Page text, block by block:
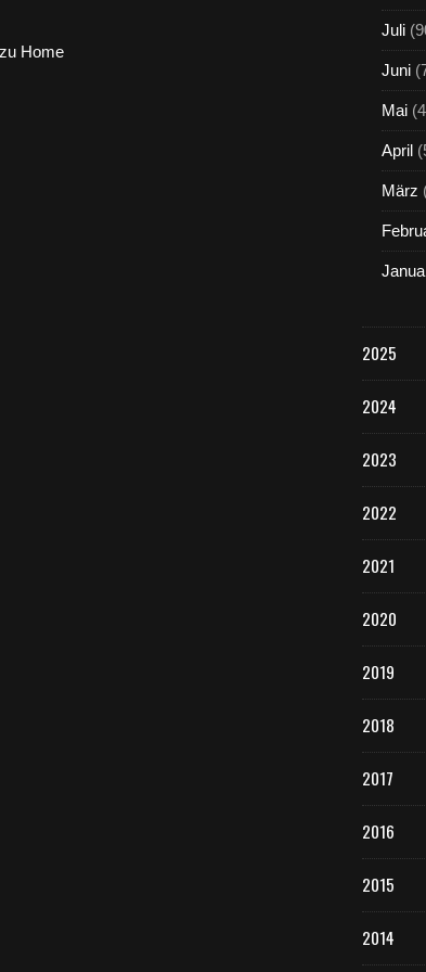
Home
Juli
Juni
Mai
April
März
2025
2024
2023
2022
2021
2020
2019
2018
2017
2016
2015
2014